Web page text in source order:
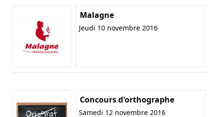
Malagne
Jeudi 10 novembre 2016
Concours d'orthographe
Samedi 12 novembre 2016